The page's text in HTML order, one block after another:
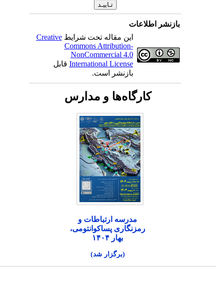
بازنشر اطلاعات
این مقاله تحت شرایطCreative
Commons Attribution-
NonCommercial 4.0
International Licenseقابل
بازنشر است.
کارگاه‌ها و مدارس
مدرسه ارتباطات و
رمزنگاری پساکوانتومی،
بهار ۱۴۰۴
(برگزار شد)